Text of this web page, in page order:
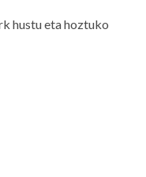
hustu eta hoztuko